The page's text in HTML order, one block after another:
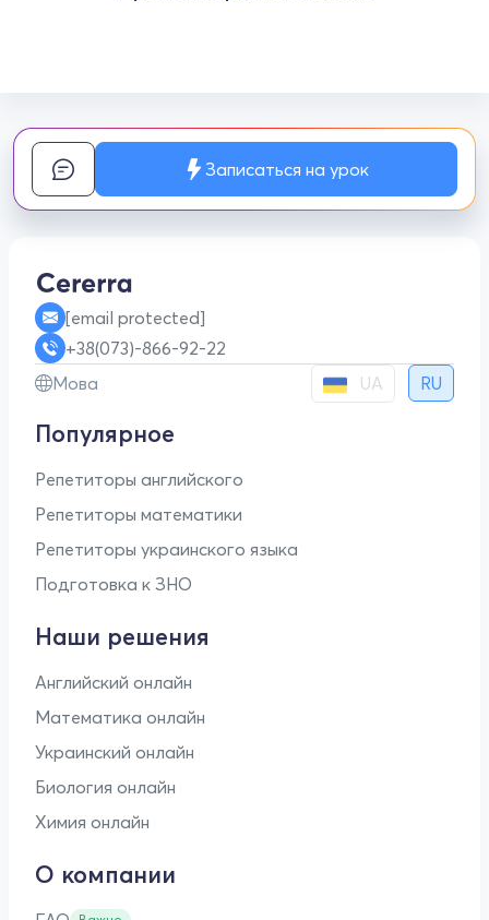
Записаться на урок
[email protected]
+38(073)-866-92-22
Мова
UA RU
Популярное
Репетиторы английского
Репетиторы математики
Репетиторы украинского языка
Подготовка к ЗНО
Наши решения
Английский онлайн
Математика онлайн
Украинский онлайн
Биология онлайн
Химия онлайн
О компании